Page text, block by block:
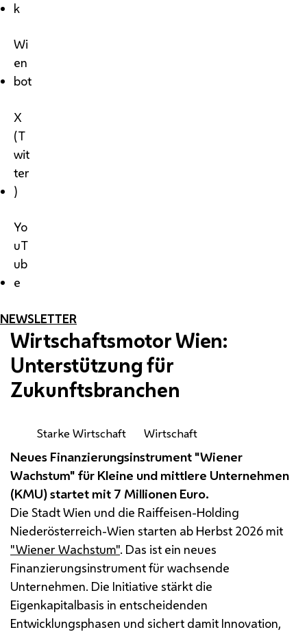
k
Wi
en
bot
X
(T
wit
ter
)
Yo
uT
ub
e
NEWSLETTER
Wirtschaftsmotor Wien:
Unterstützung für
Zukunftsbranchen
Starke Wirtschaft Wirtschaft
Neues Finanzierungsinstrument "Wiener
Wachstum" für Kleine und mittlere Unternehmen
(KMU) startet mit 7 Millionen Euro.
Die Stadt Wien und die Raiffeisen-Holding
Niederösterreich-Wien starten ab Herbst 2026 mit
"Wiener Wachstum". Das ist ein neues
Finanzierungsinstrument für wachsende
Unternehmen. Die Initiative stärkt die
Eigenkapitalbasis in entscheidenden
Entwicklungsphasen und sichert damit Innovation,